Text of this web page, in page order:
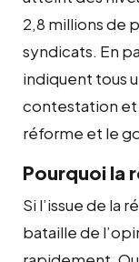
2,8 millions de
syndicats. En
indiquent tous
contestation et
réforme et le
Pourquoi la
Si l’issue de la
bataille de